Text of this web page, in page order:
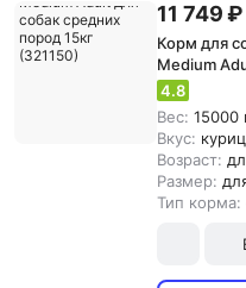
11 749 ₽
Корм для
Medium
(321150)
4.8
Вес: 15000
Вкус:
Возраст:
Размер:
Тип корма: